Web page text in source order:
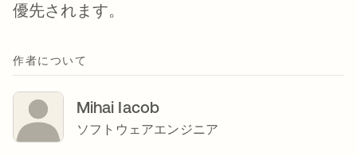
優先されます。
作者について
Mihai Iacob
ソフトウェアエンジニア